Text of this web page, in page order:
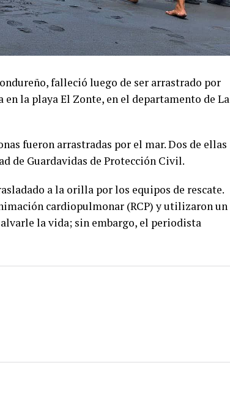
falleció luego de ser arrastrado por
la playa El Zonte, en el departamento de La
fueron arrastradas por el mar. Dos de ellas
de Guardavidas de Protección Civil.
a la orilla por los equipos de rescate.
cardiopulmonar (RCP) y utilizaron un
la vida; sin embargo, el periodista